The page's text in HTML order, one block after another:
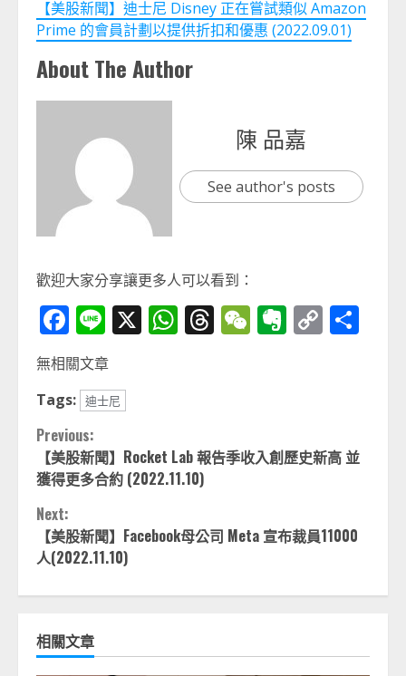
【美股新聞】迪士尼 Disney 正在嘗試類似 Amazon
Prime 的會員計劃以提供折扣和優惠 (2022.09.01)
About The Author
陳 品嘉
See author's posts
歡迎大家分享讓更多人可以看到：
Facebook
Line
X WhatsApp
Threads
WeChat
Evernote
Copy
Link
無相關文章
Tags: 迪士尼
Continue
Reading
Previous:
【美股新聞】Rocket Lab 報告季收入創歷史新高 並
獲得更多合約 (2022.11.10)
Next:
【美股新聞】Facebook母公司 Meta 宣布裁員11000
人(2022.11.10)
相關文章